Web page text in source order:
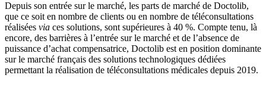
Depuis son entrée sur le marché, les parts de marché de Doctolib,
que ce soit en nombre de clients ou en nombre de téléconsultations
réalisées via ces solutions, sont supérieures à 40 %. Compte tenu, là
encore, des barrières à l’entrée sur le marché et de l’absence de
puissance d’achat compensatrice, Doctolib est en position dominante
sur le marché français des solutions technologiques dédiées
permettant la réalisation de téléconsultations médicales depuis 2019.